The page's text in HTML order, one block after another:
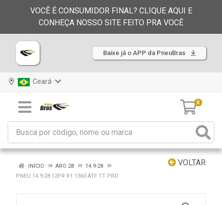
VOCÊ É CONSUMIDOR FINAL? CLIQUE AQUI E
CONHEÇA NOSSO SITE FEITO PRA VOCÊ
Baixe já o APP da PneuBras
Ceará
0
VOLTAR
INÍCIO ARO 28
14.9-28
PNEU 14.9-28 12PR R1 1360 ATF TT PRD